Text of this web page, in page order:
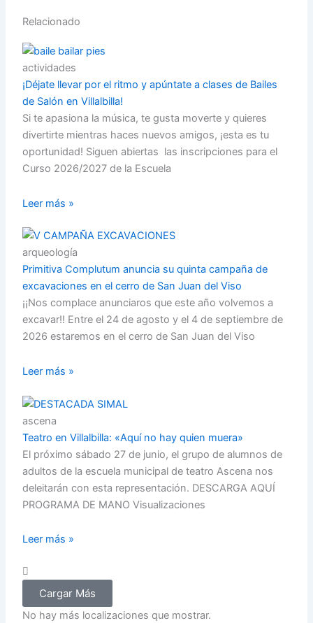
Relacionado
actividades
¡Déjate llevar por el ritmo y apúntate a clases de Bailes
de Salón en Villalbilla!
Si te apasiona la música, te gusta moverte y quieres
divertirte mientras haces nuevos amigos, ¡esta es tu
oportunidad! Siguen abiertas las inscripciones para el
Curso 2026/2027 de la Escuela
Leer más »
arqueología
Primitiva Complutum anuncia su quinta campaña de
excavaciones en el cerro de San Juan del Viso
¡¡Nos complace anunciaros que este año volvemos a
excavar!! Entre el 24 de agosto y el 4 de septiembre de
2026 estaremos en el cerro de San Juan del Viso
Leer más »
ascena
Teatro en Villalbilla: «Aquí no hay quien muera»
El próximo sábado 27 de junio, el grupo de alumnos de
adultos de la escuela municipal de teatro Ascena nos
deleitarán con esta representación. DESCARGA AQUÍ
PROGRAMA DE MANO Visualizaciones
Leer más »
Cargar Más
No hay más localizaciones que mostrar.